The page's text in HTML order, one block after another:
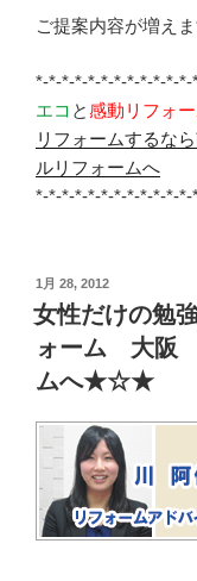
ご提案内容が増え
*-*-*-*-*-*-*-*-*-*-*-
エコ と感動リフォ
リフォームするな
ルリフォームへ
*-*-*-*-*-*-*-*-*-*-*-
投
稿
日:
1月 28, 2012
女性だけの
ォーム 大阪
ムへ★☆★